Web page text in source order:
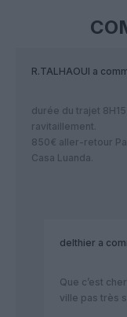
R.TALHAOUI a
durée du trajet
ravitaillement.
850€ aller-retour
Casa Luanda.
delthier a
Que c’est
ville pas très